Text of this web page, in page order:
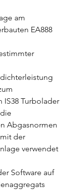
am
EA888
IS38 Turbolader
Abgasnormen
der
verwendet
Software auf